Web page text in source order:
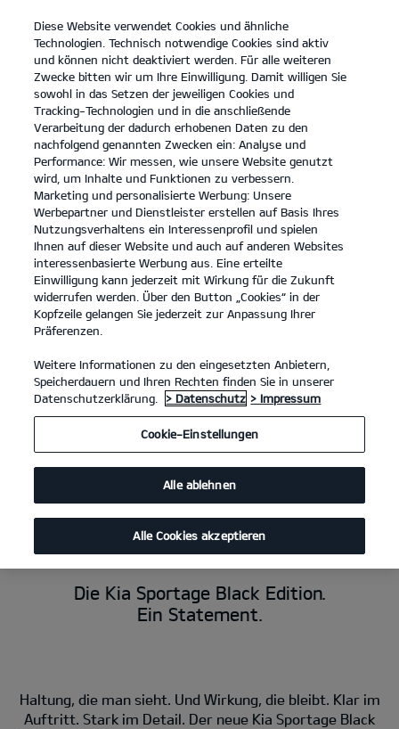
open
menu
KONTAKT
DIE KIA SPORTAGE BLACK EDITION
DIE KIA SPORTAGE BLACK EDITION
Kia Sportage Black Edition1.6 T-GDI DCT (Benzin/Automatik); 132 kW (180
PS): Kraftstoffverbrauch kombiniert 7,8 l/100 km; CO₂-Emissionen
kombiniert 177 g/km. CO₂-Klasse G.
Die Kia Sportage Black Edition.
Ein Statement.
Haltung, die man sieht. Und Wirkung, die bleibt. Klar im
Auftritt. Stark im Detail. Der neue Kia Sportage Black
Diese Website verwendet Cookies und ähnliche
Technologien. Technisch notwendige Cookies sind aktiv
und können nicht deaktiviert werden. Für alle weiteren
Zwecke bitten wir um Ihre Einwilligung. Damit willigen Sie
sowohl in das Setzen der jeweiligen Cookies und
Tracking-Technologien und in die anschließende
Verarbeitung der dadurch erhobenen Daten zu den
nachfolgend genannten Zwecken ein: Analyse und
Performance: Wir messen, wie unsere Website genutzt
wird, um Inhalte und Funktionen zu verbessern.
Marketing und personalisierte Werbung: Unsere
Werbepartner und Dienstleister erstellen auf Basis Ihres
Nutzungsverhaltens ein Interessenprofil und spielen
Ihnen auf dieser Website und auch auf anderen Websites
interessenbasierte Werbung aus. Eine erteilte
Einwilligung kann jederzeit mit Wirkung für die Zukunft
widerrufen werden. Über den Button „Cookies“ in der
Kopfzeile gelangen Sie jederzeit zur Anpassung Ihrer
Präferenzen.
Weitere Informationen zu den eingesetzten Anbietern,
Speicherdauern und Ihren Rechten finden Sie in unserer
Datenschutzerklärung.
> Datenschutz > Impressum
Cookie-Einstellungen
Alle ablehnen
Alle Cookies akzeptieren